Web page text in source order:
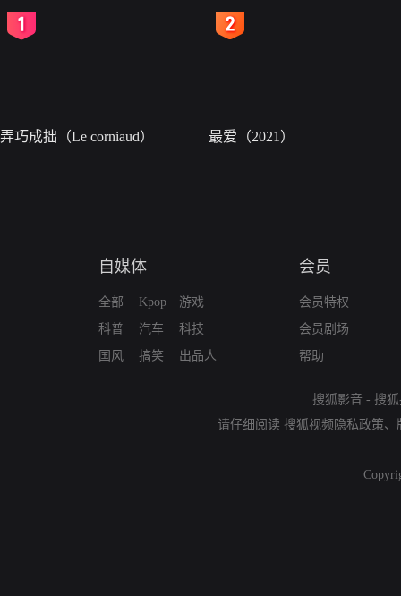
弄巧成拙（Le corniaud） 最爱（2021）
自媒体
全部
科普
国风
Kpop
汽车
搞笑
游戏
科技
出品人
会员
会员特权
会员剧场
帮助
搜狐影音 - 搜
请仔细阅读 搜狐视频隐私政策、